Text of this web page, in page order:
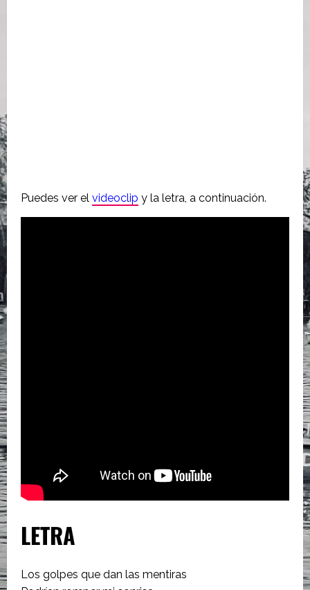
Puedes ver el videoclip y la letra, a continuación.
LETRA
Los golpes que dan las mentiras